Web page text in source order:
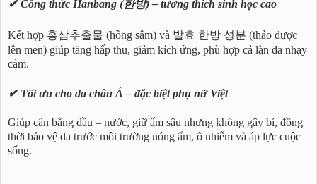
✔ Công thức Hanbang (한방) – tương thích sinh học cao
Kết hợp 홍삼추출물 (hồng sâm) và 발효 한방 성분 (thảo dược
lên men) giúp tăng hấp thu, giảm kích ứng, phù hợp cả làn da nhạy
cảm.
✔ Tối ưu cho da châu Á – đặc biệt phụ nữ Việt
Giúp cân bằng dầu – nước, giữ ẩm sâu nhưng không gây bí, đồng
thời bảo vệ da trước môi trường nóng ẩm, ô nhiễm và áp lực cuộc
sống.